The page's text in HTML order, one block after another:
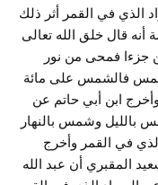
الذي في القمر أثر ذلك
قال خلق الله تعالى
جزءا فمحى من نور
فالشمس على مائة
ابن أبي حاتم عن
بالليل وشمس بالنهار
في القمر وأخرج
المقبري أن عبد الله